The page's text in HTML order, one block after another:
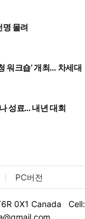
명 몰려
워크숍’ 개최… 차세대
성료… 내년 대회
PC버전
0X1 Canada Cell: